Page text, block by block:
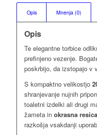
Opis Mnenja (0)
Opis
Te elegantne torbice
prefinjeno vezenje.
poskrbijo, da izstopajo v
S kompaktno velikostjo
shranjevanje nujnih
toaletni izdelki ali drugi
žameta in okrasna
razkošja vsakdanji